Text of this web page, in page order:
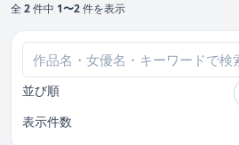
全 2件中 1〜2件を表示
並び順
表示件数